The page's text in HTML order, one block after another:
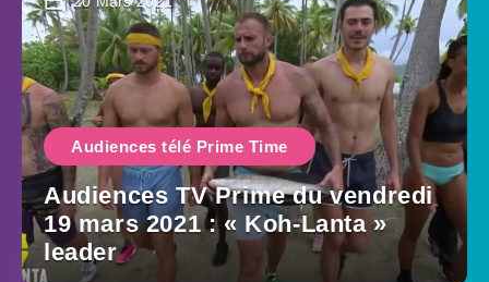
Audiences télé Prime Time
Audiences TV Prime du vendredi
19 mars 2021 : « Koh-Lanta »
leader